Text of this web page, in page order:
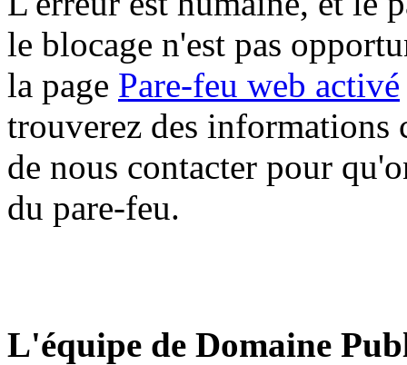
le blocage n'est pas
la page Pare-feu web activé
trouverez des informations
de nous contacter pour
du pare-feu.
L'équipe de Domaine